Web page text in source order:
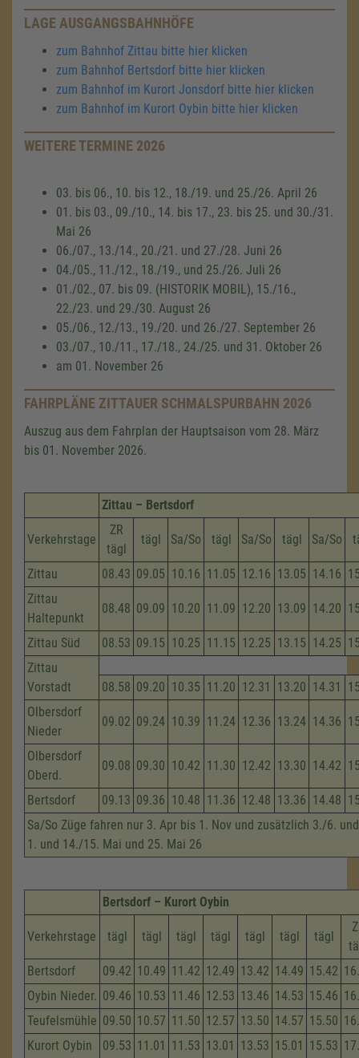
LAGE AUSGANGSBAHNHÖFE
zum Bahnhof Zittau bitte hier klicken
zum Bahnhof Bertsdorf bitte hier klicken
zum Bahnhof im Kurort Jonsdorf bitte hier klicken
zum Bahnhof im Kurort Oybin bitte hier klicken
WEITERE TERMINE 2026
03. bis 06., 10. bis 12., 18./19. und 25./26. April 26
01. bis 03., 09./10., 14. bis 17., 23. bis 25. und 30./31.
Mai 26
06./07., 13./14., 20./21. und 27./28. Juni 26
04./05., 11./12., 18./19., und 25./26. Juli 26
01./02., 07. bis 09. (HISTORIK MOBIL), 15./16.,
22./23. und 29./30. August 26
05./06., 12./13., 19./20. und 26./27. September 26
03./07., 10./11., 17./18., 24./25. und 31. Oktober 26
am 01. November 26
FAHRPLÄNE ZITTAUER SCHMALSPURBAHN 2026
Auszug aus dem Fahrplan der Hauptsaison vom 28. März
bis 01. November 2026.
Zittau – Bertsdorf
Verkehrstage
ZR
tägl
tägl Sa/So tägl Sa/So tägl Sa/So
Zittau 08.43 09.05 10.16 11.05 12.16 13.05 14.16
Zittau
Haltepunkt
08.48 09.09 10.20 11.09 12.20 13.09 14.20
Zittau Süd 08.53 09.15 10.25 11.15 12.25 13.15 14.25
Zittau
Vorstadt
08.58 09.20 10.35 11.20 12.31 13.20 14.31
Olbersdorf
Nieder
09.02 09.24 10.39 11.24 12.36 13.24 14.36
Olbersdorf
Oberd.
09.08 09.30 10.42 11.30 12.42 13.30 14.42
Bertsdorf 09.13 09.36 10.48 11.36 12.48 13.36 14.48
Sa/So Züge fahren nur 3. Apr bis 1. Nov und zusätzlich 3./6.
1. und 14./15. Mai und 25. Mai 26
Bertsdorf – Kurort Oybin
Verkehrstage tägl tägl tägl tägl tägl tägl tägl
Bertsdorf
09.42 10.49 11.42 12.49 13.42 14.49 15.42
Oybin Nieder. 09.46 10.53 11.46 12.53 13.46 14.53 15.46
Teufelsmühle 09.50 10.57 11.50 12.57 13.50 14.57 15.50
Kurort Oybin
09.53 11.01 11.53 13.01 13.53 15.01 15.53